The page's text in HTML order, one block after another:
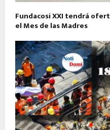
Fundacosi XXI tendrá
el Mes de las Madres